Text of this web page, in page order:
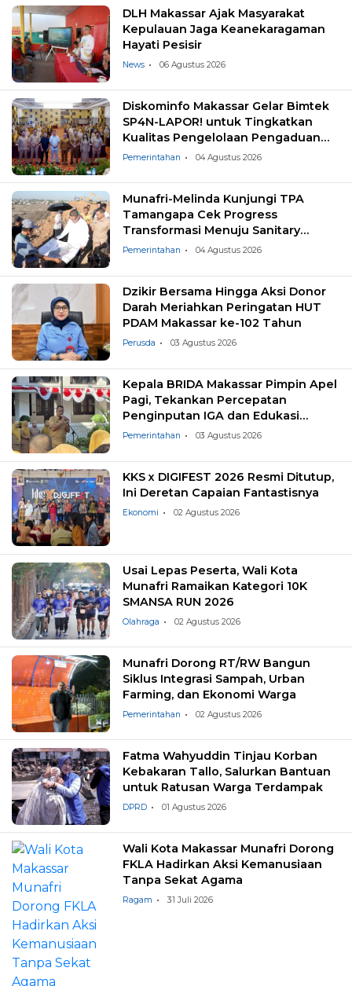
DLH Makassar Ajak Masyarakat
Kepulauan Jaga Keanekaragaman
Hayati Pesisir
News 06 Agustus 2026
Diskominfo Makassar Gelar Bimtek
SP4N-LAPOR! untuk Tingkatkan
Kualitas Pengelolaan Pengaduan
Masyarakat
Pemerintahan 04 Agustus 2026
Munafri-Melinda Kunjungi TPA
Tamangapa Cek Progress
Transformasi Menuju Sanitary
Landfill
Pemerintahan 04 Agustus 2026
Dzikir Bersama Hingga Aksi Donor
Darah Meriahkan Peringatan HUT
PDAM Makassar ke-102 Tahun
Perusda 03 Agustus 2026
Kepala BRIDA Makassar Pimpin Apel
Pagi, Tekankan Percepatan
Penginputan IGA dan Edukasi
Pemilahan Sampah
Pemerintahan 03 Agustus 2026
KKS x DIGIFEST 2026 Resmi Ditutup,
Ini Deretan Capaian Fantastisnya
Ekonomi 02 Agustus 2026
Usai Lepas Peserta, Wali Kota
Munafri Ramaikan Kategori 10K
SMANSA RUN 2026
Olahraga 02 Agustus 2026
Munafri Dorong RT/RW Bangun
Siklus Integrasi Sampah, Urban
Farming, dan Ekonomi Warga
Pemerintahan 02 Agustus 2026
Fatma Wahyuddin Tinjau Korban
Kebakaran Tallo, Salurkan Bantuan
untuk Ratusan Warga Terdampak
DPRD 01 Agustus 2026
Wali Kota Makassar Munafri Dorong
FKLA Hadirkan Aksi Kemanusiaan
Tanpa Sekat Agama
Ragam 31 Juli 2026